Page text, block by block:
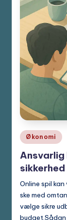
Posted
in
Økonomi
sikkerhed
Online spil
ske med
vælge sikre